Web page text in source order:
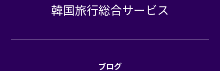
韓国旅行総合サービス
ブログ